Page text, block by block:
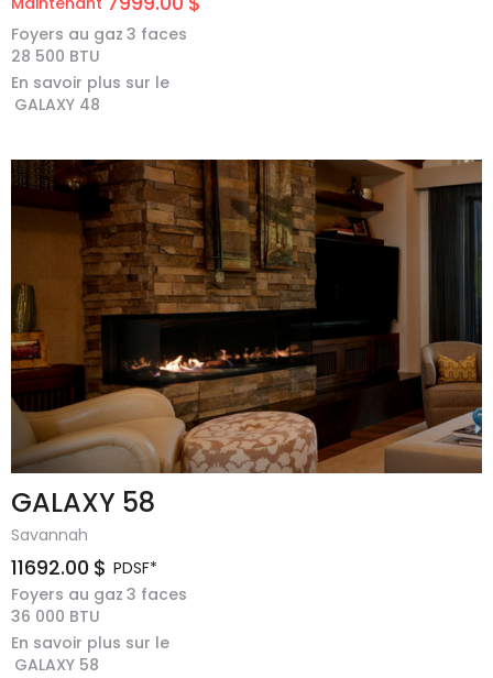
Foyers au gaz 3 faces
28 500 BTU
En savoir plus sur le
GALAXY 48
GALAXY 58
Savannah
11692.00 $ PDSF*
Foyers au gaz 3 faces
36 000 BTU
En savoir plus sur le
GALAXY 58